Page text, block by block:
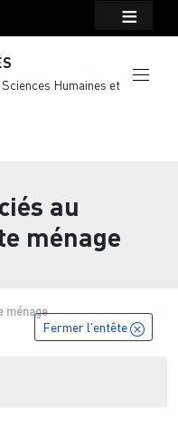
Humaines et
au
ménage
ménage
Fermer l'entête